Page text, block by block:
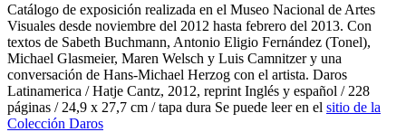
Catálogo de exposición realizada en el Museo Nacional de Artes
Visuales desde noviembre del 2012 hasta febrero del 2013. Con
textos de Sabeth Buchmann, Antonio Eligio Fernández (Tonel),
Michael Glasmeier, Maren Welsch y Luis Camnitzer y una
conversación de Hans-Michael Herzog con el artista. Daros
Latinamerica / Hatje Cantz, 2012, reprint Inglés y español / 228
páginas / 24,9 x 27,7 cm / tapa dura Se puede leer en el sitio de la
Colección Daros